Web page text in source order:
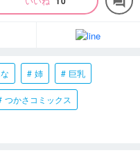
姉 巨乳
つかさコミックス